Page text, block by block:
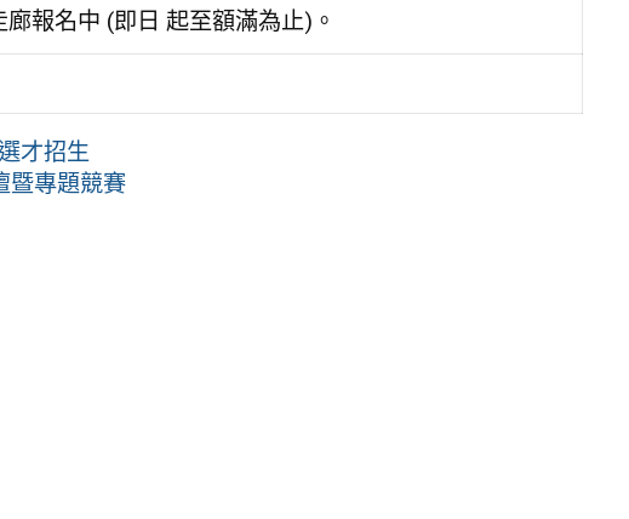
報名中 (即日 起至額滿為止)。
才招生
暨專題競賽